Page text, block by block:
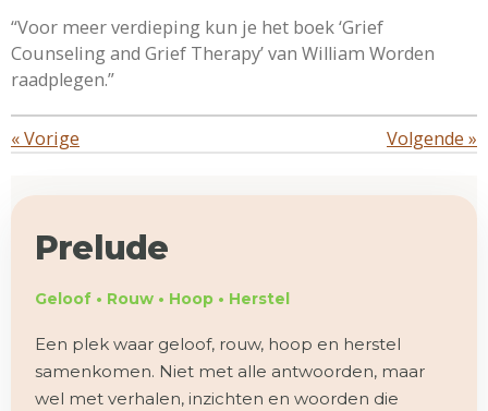
“Voor meer verdieping kun je het boek ‘Grief
Counseling and Grief Therapy’ van William Worden
raadplegen.”
«Vorige Volgende »
Prelude
Geloof • Rouw • Hoop • Herstel
Een plek waar geloof, rouw, hoop en herstel
samenkomen. Niet met alle antwoorden, maar
wel met verhalen, inzichten en woorden die